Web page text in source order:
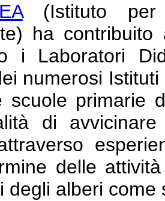
(Istituto per il
ha
i Laboratori
numerosi
scuole primarie
di
delle
degli alberi